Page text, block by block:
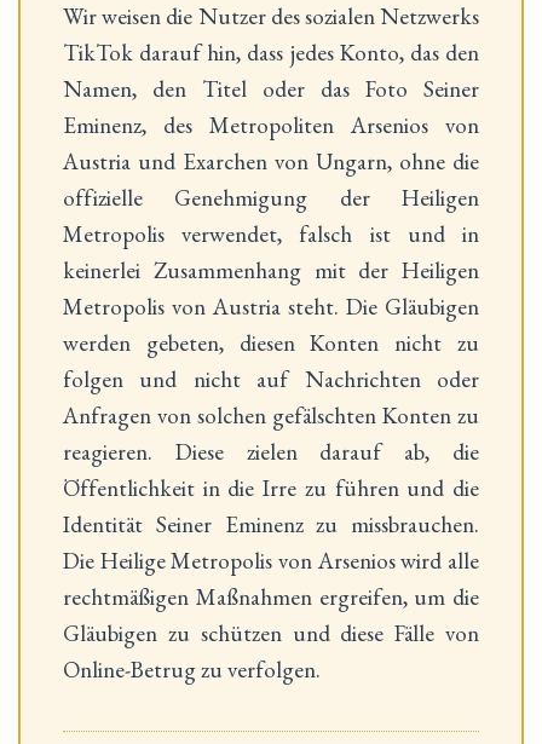
Wir weisen die Nutzer des sozialen Netzwerks
TikTok darauf hin, dass jedes Konto, das den
Namen, den Titel oder das Foto Seiner
Eminenz, des Metropoliten Arsenios von
Austria und Exarchen von Ungarn, ohne die
offizielle Genehmigung der Heiligen
Metropolis verwendet, falsch ist und in
keinerlei Zusammenhang mit der Heiligen
Metropolis von Austria steht. Die Gläubigen
werden gebeten, diesen Konten nicht zu
folgen und nicht auf Nachrichten oder
Anfragen von solchen gefälschten Konten zu
reagieren. Diese zielen darauf ab, die
Öffentlichkeit in die Irre zu führen und die
Identität Seiner Eminenz zu missbrauchen.
Die Heilige Metropolis von Arsenios wird alle
rechtmäßigen Maßnahmen ergreifen, um die
Gläubigen zu schützen und diese Fälle von
Online-Betrug zu verfolgen.